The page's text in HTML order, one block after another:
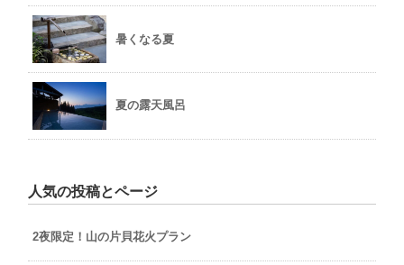
暑くなる夏
夏の露天風呂
人気の投稿とページ
2夜限定！山の片貝花火プラン